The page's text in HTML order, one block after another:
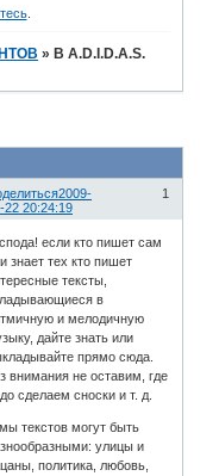
.
» В A.D.I.D.A.S.
1
2009-
22 20:24:19
если кто пишет сам
знает тех кто пишет
тексты,
в
и мелодичную
дайте знать или
прямо сюда.
внимания не оставим, где
сделаем сноски и т. д.
текстов могут быть
улицы и
политика, любовь,